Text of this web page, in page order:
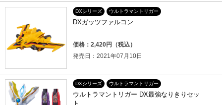
DXシリーズ ウルトラマントリガー
DXガッツファルコン
価格：2,420円（税込）
発売日：2021年07月10日
DXシリーズ ウルトラマントリガー
ウルトラマントリガー DX最強なりきりセッ
ト